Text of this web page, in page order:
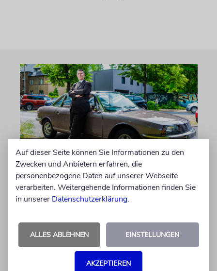
PORTRÄT
Stil auf Rädern
Der Swing-Musiker Andrej Hermlin sammelt
Garage zu bewundern. Ein Besuch in Pankow
von Imanuel Marcus
Auf dieser Seite können Sie Informationen zu den
Zwecken und Anbietern erfahren, die
personenbezogene Daten auf unserer Webseite
verarbeiten. Weitergehende Informationen finden Sie
in unserer Datenschutzerklärung.
ALLES ABLEHNEN EINSTELLUNGEN
AKZEPTIEREN